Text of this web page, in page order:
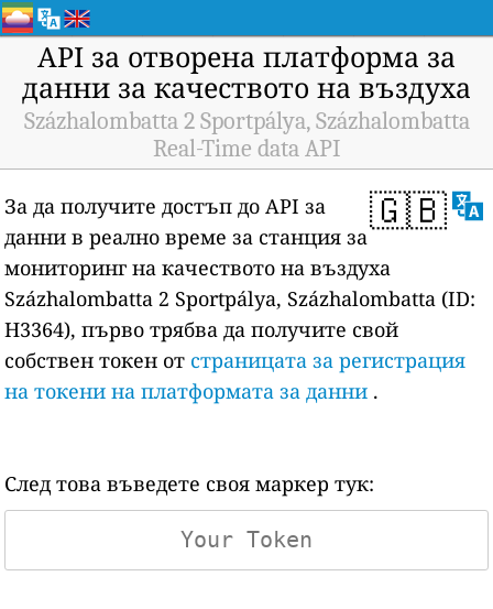
API за отворена платформа за
данни за качеството на въздуха
Százhalombatta 2 Sportpálya, Százhalombatta
Real-Time data API
🇬🇧
За да получите достъп до API за
данни в реално време за станция за
мониторинг на качеството на въздуха
Százhalombatta 2 Sportpálya, Százhalombatta (ID:
H3364), първо трябва да получите свой
собствен токен от страницата за регистрация
на токени на платформата за данни .
След това въведете своя маркер тук: